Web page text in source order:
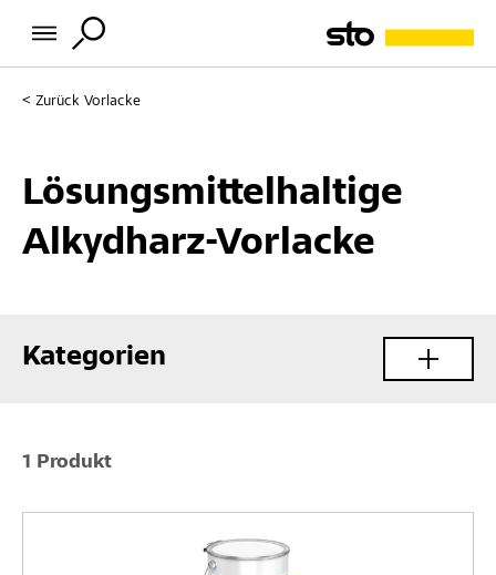
Zurück Vorlacke
Lösungsmittelhaltige
Alkydharz-Vorlacke
Kategorien
1 Produkt